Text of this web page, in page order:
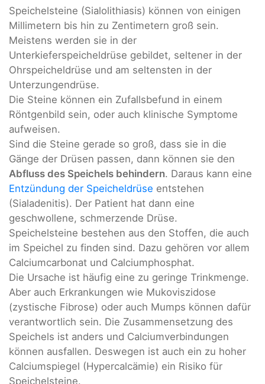
Speichelsteine (Sialolithiasis) können von einigen
Millimetern bis hin zu Zentimetern groß sein.
Meistens werden sie in der
Unterkieferspeicheldrüse gebildet, seltener in der
Ohrspeicheldrüse und am seltensten in der
Unterzungendrüse.
Die Steine können ein Zufallsbefund in einem
Röntgenbild sein, oder auch klinische Symptome
aufweisen.
Sind die Steine gerade so groß, dass sie in die
Gänge der Drüsen passen, dann können sie den
Abfluss des Speichels behindern. Daraus kann eine
Entzündung der Speicheldrüse entstehen
(Sialadenitis). Der Patient hat dann eine
geschwollene, schmerzende Drüse.
Speichelsteine bestehen aus den Stoffen, die auch
im Speichel zu finden sind. Dazu gehören vor allem
Calciumcarbonat und Calciumphosphat.
Die Ursache ist häufig eine zu geringe Trinkmenge.
Aber auch Erkrankungen wie Mukoviszidose
(zystische Fibrose) oder auch Mumps können dafür
verantwortlich sein. Die Zusammensetzung des
Speichels ist anders und Calciumverbindungen
können ausfallen. Deswegen ist auch ein zu hoher
Calciumspiegel (Hypercalcämie) ein Risiko für
Speichelsteine.